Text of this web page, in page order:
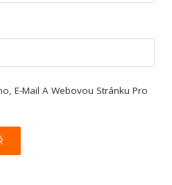
E-Mail A Webovou Stránku Pro